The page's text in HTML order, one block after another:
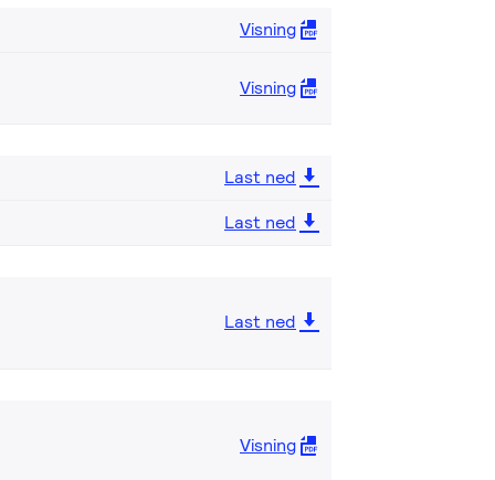
Visning
Visning
Last ned
Last ned
Last ned
Visning